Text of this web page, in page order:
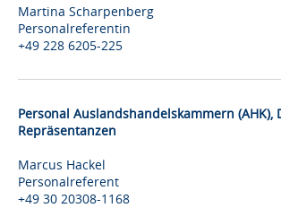
Martina Scharpenberg
Personalreferentin
+49 228 6205-225
Personal Auslandshandelskammern (AHK),
Repräsentanzen
Marcus Hackel
Personalreferent
+49 30 20308-1168